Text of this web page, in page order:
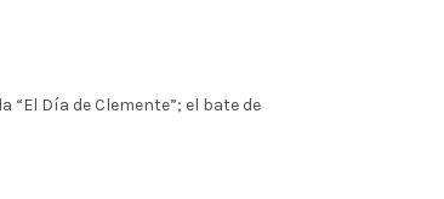
Día de Clemente”; el bate de